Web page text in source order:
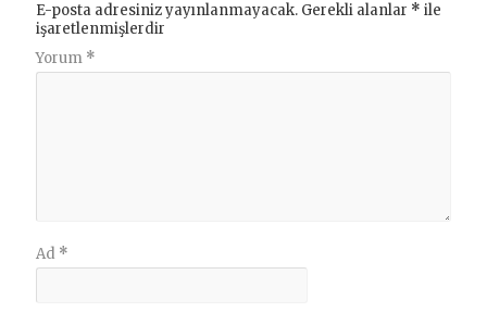
E-posta adresiniz yayınlanmayacak. Gerekli alanlar * ile
işaretlenmişlerdir
Yorum *
Ad *